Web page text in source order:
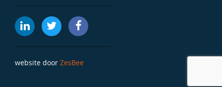
website door ZesBee